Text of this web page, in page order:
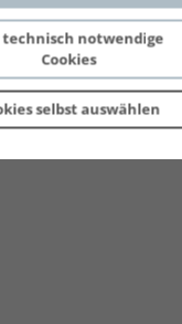
notwendige
Cookies
selbst auswählen